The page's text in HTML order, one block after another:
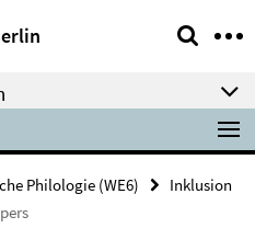
Philologie (WE6)
Inklusion